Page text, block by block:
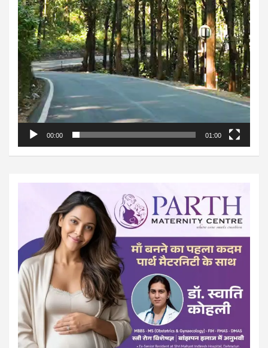
00:00 01:00